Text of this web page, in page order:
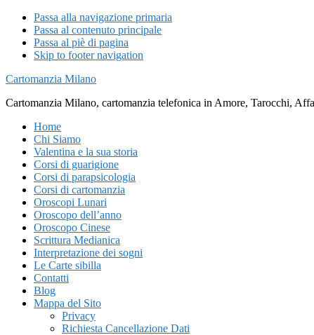
Passa alla navigazione primaria
Passa al contenuto principale
Passa al piè di pagina
Skip to footer navigation
Cartomanzia Milano
Cartomanzia Milano, cartomanzia telefonica in Amore, Tarocchi,
Home
Chi Siamo
Valentina e la sua storia
Corsi di guarigione
Corsi di parapsicologia
Corsi di cartomanzia
Oroscopi Lunari
Oroscopo dell’anno
Oroscopo Cinese
Scrittura Medianica
Interpretazione dei sogni
Le Carte sibilla
Contatti
Blog
Mappa del Sito
Privacy
Richiesta Cancellazione Dati